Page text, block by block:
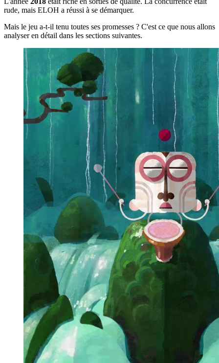
rude, mais ELOH a réussi à se démarquer.
Mais le jeu a-t-il tenu toutes ses promesses ? C'est ce que nous allons
analyser en détail dans les sections suivantes.